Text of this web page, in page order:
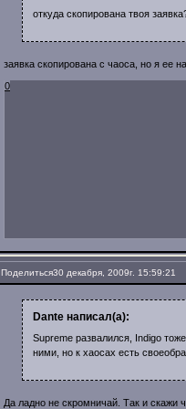
откуда скопирована твоя
заявка скопирована с чаоса, но я ее
0
Поделиться30 декабря, 2009г. 15:59:21
Dante написал(а):
Supreme развалился, Indigo
ними, но к хаосах есть
Да ладно не скромничай. Так и скажи